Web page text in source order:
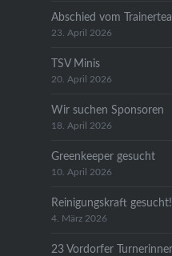
Abschied vom
23. April 2026
TSV Minis
20. April 2026
Wir suchen Sponsoren
18. April 2026
Greenkeeper gesucht
10. April 2026
Reinigungskraft gesucht!
4. März 2026
23 Vordorfer